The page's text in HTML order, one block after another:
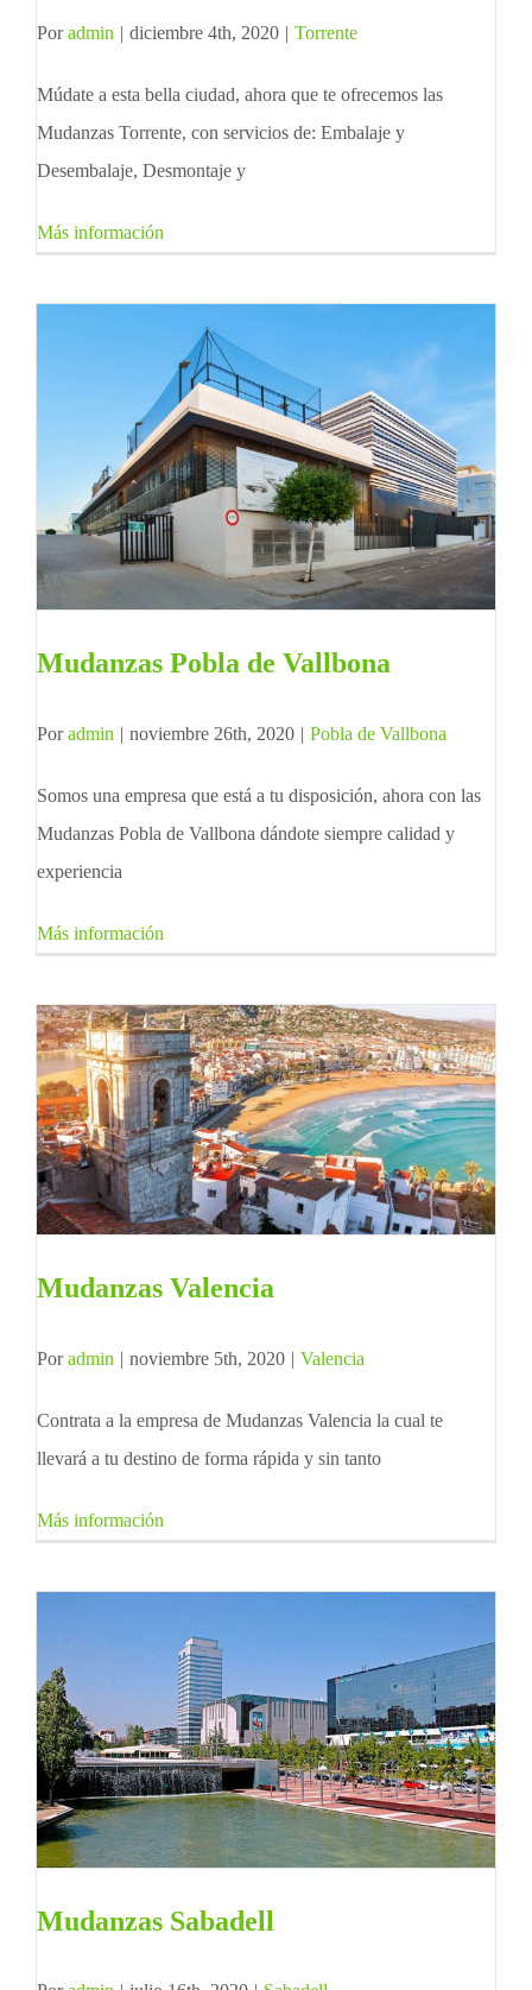
Poradmin | diciembre 4th, 2020 | Torrente
Múdate a esta bella ciudad, ahora que te ofrecemos las
Mudanzas Torrente, con servicios de: Embalaje y
Desembalaje, Desmontaje y
Más información
Mudanzas Pobla de Vallbona
Poradmin | noviembre 26th, 2020 | Pobla de Vallbona
Somos una empresa que está a tu disposición, ahora con las
Mudanzas Pobla de Vallbona dándote siempre calidad y
experiencia
Más información
Mudanzas Valencia
Poradmin | noviembre 5th, 2020 | Valencia
Contrata a la empresa de Mudanzas Valencia la cual te
llevará a tu destino de forma rápida y sin tanto
Más información
Mudanzas Sabadell